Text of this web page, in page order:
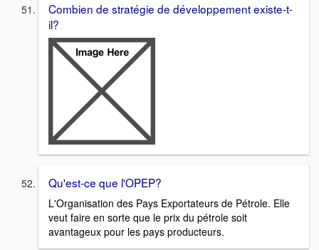
Combien de stratégie de développement existe-t-
il?
Qu'est-ce que l'OPEP?
L'Organisation des Pays Exportateurs de Pétrole. Elle
veut faire en sorte que le prix du pétrole soit
avantageux pour les pays producteurs.